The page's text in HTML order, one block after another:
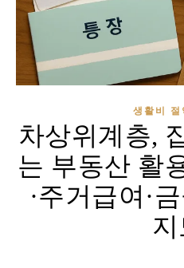
생활비 절
차상위계층,
는 부동산 활
·주거급여·
지